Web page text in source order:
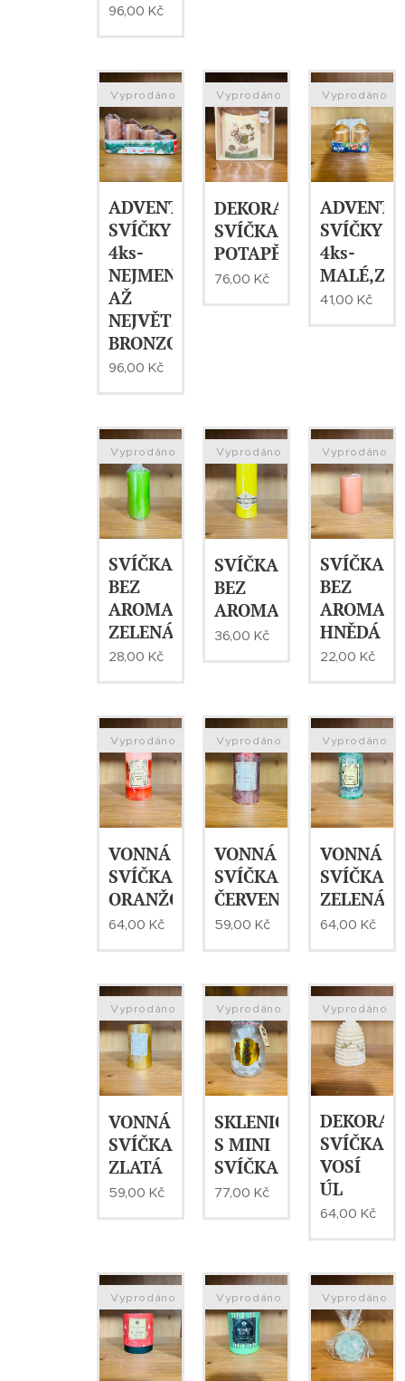
96,00 Kč
ADVENTNÍ
SVÍČKY
4ks-
NEJMENŠÍ
AŽ
NEJVĚTŠÍ,
BRONZOVÉ
Vyprodáno
96,00 Kč
DEKORATIVNÍ
SVÍČKA-
POTAPĚČ
Vyprodáno
76,00 Kč
SVÍČKY
4ks-
Vyprodáno
41,00 Kč
SVÍČKA-
BEZ
AROMA,
ZELENÁ
Vyprodáno
28,00 Kč
SVÍČKA-
BEZ
AROMA,ŽLUTÁ
Vyprodáno
36,00 Kč
SVÍČKA-
BEZ
AROMA,
HNĚDÁ
Vyprodáno
22,00 Kč
VONNÁ
SVÍČKA-
ORANŽOVÁ
Vyprodáno
64,00 Kč
VONNÁ
SVÍČKA-
ČERVENÁ
Vyprodáno
59,00 Kč
VONNÁ
SVÍČKA-
ZELENÁ
Vyprodáno
64,00 Kč
VONNÁ
SVÍČKA-
ZLATÁ
Vyprodáno
59,00 Kč
SKLENICE
S MINI
SVÍČKAMI
Vyprodáno
77,00 Kč
SVÍČKA-
VOSÍ
ÚL
Vyprodáno
64,00 Kč
Vyprodáno Vyprodáno Vyprodáno